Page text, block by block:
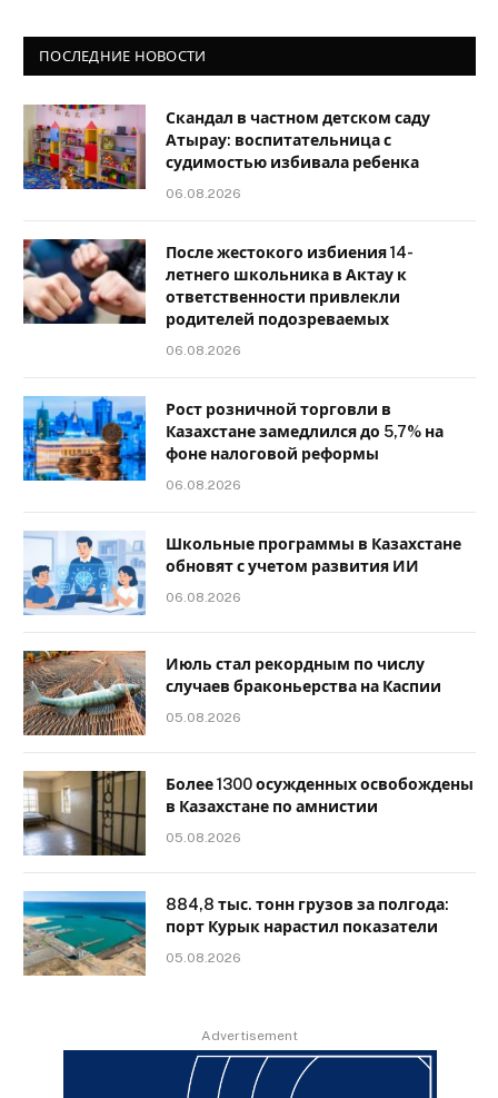
ПОСЛЕДНИЕ НОВОСТИ
Скандал в частном детском саду
Атырау: воспитательница с
судимостью избивала ребенка
06.08.2026
После жестокого избиения 14-
летнего школьника в Актау к
ответственности привлекли
родителей подозреваемых
06.08.2026
Рост розничной торговли в
Казахстане замедлился до 5,7% на
фоне налоговой реформы
06.08.2026
Школьные программы в Казахстане
обновят с учетом развития ИИ
06.08.2026
Июль стал рекордным по числу
случаев браконьерства на Каспии
05.08.2026
Более 1300 осужденных освобождены
в Казахстане по амнистии
05.08.2026
884,8 тыс. тонн грузов за полгода:
порт Курык нарастил показатели
05.08.2026
Advertisement